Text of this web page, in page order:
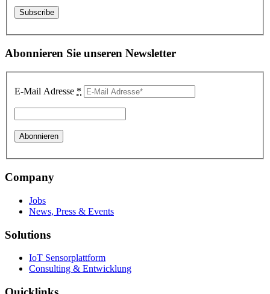
Abonnieren Sie unseren Newsletter
E-Mail Adresse *
Company
Jobs
News, Press & Events
Solutions
IoT Sensorplattform
Consulting & Entwicklung